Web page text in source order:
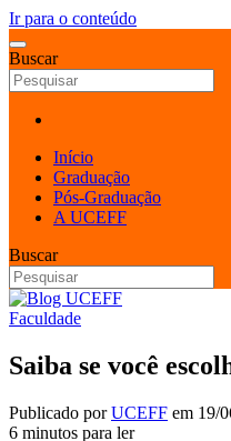
Ir para o conteúdo
Buscar
Início
Graduação
Pós-Graduação
A UCEFF
Buscar
Faculdade
Saiba se você
Publicado porUCEFF em 19/
6 minutos para ler